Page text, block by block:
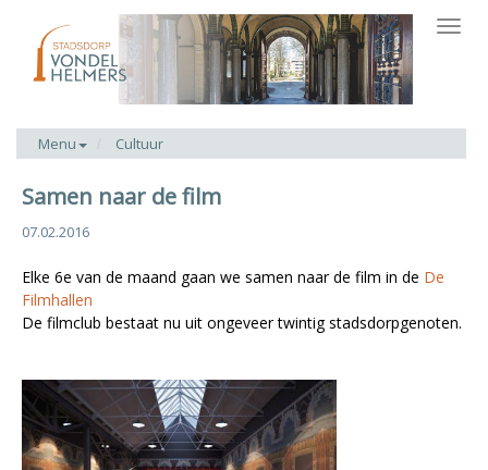
Menu Cultuur
Samen naar de film
07.02.2016
Elke 6e van de maand gaan we samen naar de film in de De
Filmhallen
De filmclub bestaat nu uit ongeveer twintig stadsdorpgenoten.